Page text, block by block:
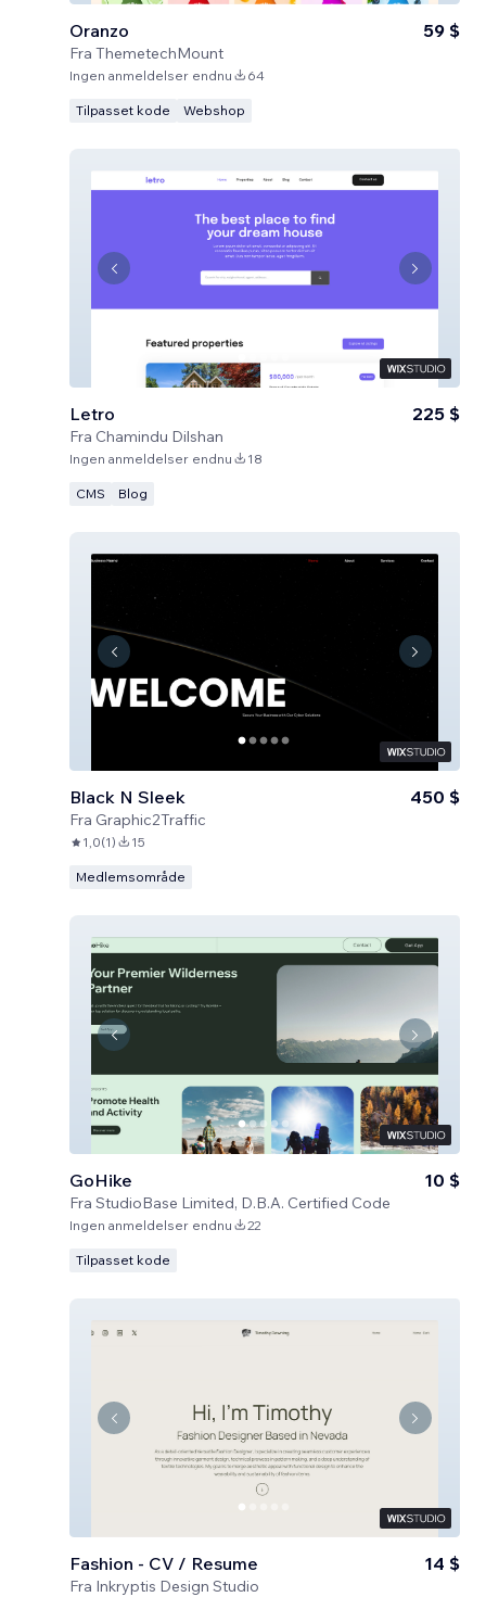
Oranzo
Fra ThemetechMount
59 $
Ingen anmeldelser endnu 64
Tilpasset kode Webshop
Letro
Fra Chamindu Dilshan
225 $
Ingen anmeldelser endnu 18
CMS Blog
Black N Sleek
Fra Graphic2Traffic
450 $
1,0(1) 15
Medlemsområde
GoHike
Fra StudioBase Limited, D.B.A. Certified Code
10 $
Ingen anmeldelser endnu 22
Tilpasset kode
Fashion - CV / Resume
Fra Inkryptis Design Studio
14 $